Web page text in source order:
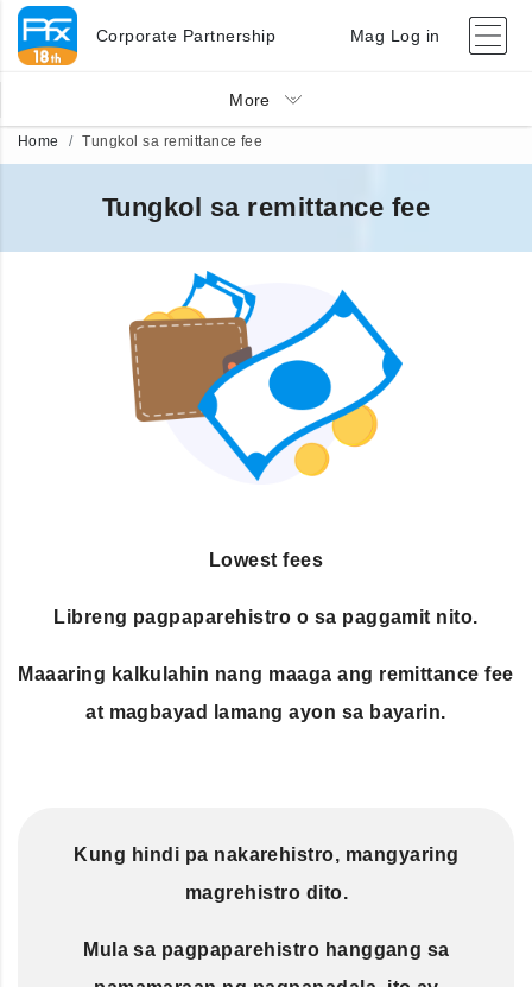
Corporate Partnership Mag Log in
More
Home Tungkol sa remittance fee
Tungkol sa remittance fee
Lowest fees
Libreng pagpaparehistro o sa paggamit nito.
Maaaring kalkulahin nang maaga ang remittance fee
at magbayad lamang ayon sa bayarin.
Kung hindi pa nakarehistro, mangyaring
magrehistro dito.
Mula sa pagpaparehistro hanggang sa